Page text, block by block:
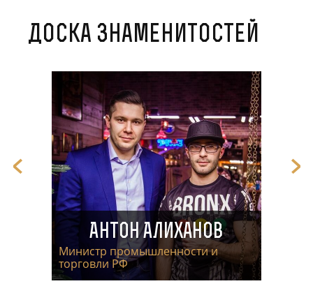
Доска знаменитостей
Антон Алиханов
Министр промышленности и
торговли РФ